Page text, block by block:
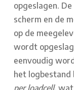
opgeslagen.
scherm en de
op de
wordt
eenvoudig
het